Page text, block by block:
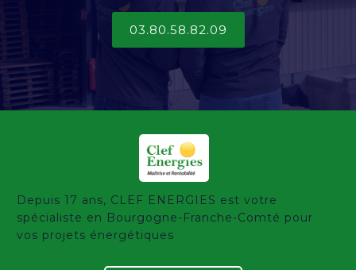
03.80.58.82.09
Depuis 17 ans, CLEF ENERGIES est votre
spécialiste en Bourgogne-Franche-Comté pour
vos projets énergétiques